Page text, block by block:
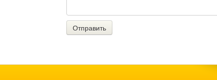
Отправить